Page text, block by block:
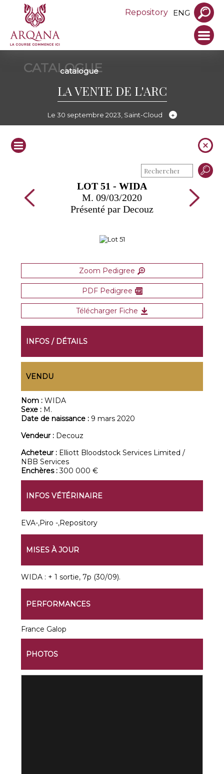
Repository ENG
CATALOGUE
catalogue
LA VENTE DE L'ARC
Le 30 septembre 2023, Saint-Cloud
LOT 51 - WIDA
M. 09/03/2020
Présenté par Decouz
Zoom Pedigree
PDF Pedigree
Télécharger Fiche
INFOS / DÉTAILS
VENDU
Nom :WIDA
Sexe : M.
Date de naissance : 9 mars 2020
Vendeur : Decouz
Acheteur : Elliott Bloodstock Services Limited /
NBB Services
Enchères :300 000 €
INFOS VÉTÉRINAIRE
EVA-,Piro -,Repository
MISES À JOUR
WIDA : + 1 sortie, 7p (30/09).
PERFORMANCES
France Galop
PHOTOS